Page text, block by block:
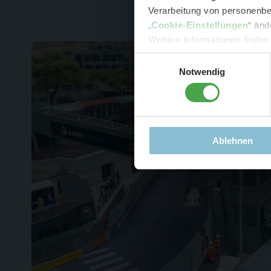
Verarbeitung von
„Cookie-Einstellungen“
Weitere Informationen
Notwendig
Ablehnen
-
-